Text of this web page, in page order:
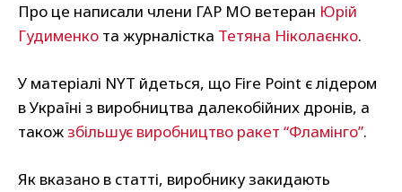
Про це написали члени ГАР МО ветеран Юрій
Гудименко та журналістка Тетяна Ніколаєнко.
У матеріалі NYT йдеться, що Fire Point є лідером
в Україні з виробництва далекобійних дронів, а
такожзбільшує виробництво ракет “Фламінго”.
Як вказано в статті, виробнику закидають